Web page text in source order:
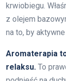
krwiobiegu.
z olejem
na to, by
Aromaterapia
relaksu. To